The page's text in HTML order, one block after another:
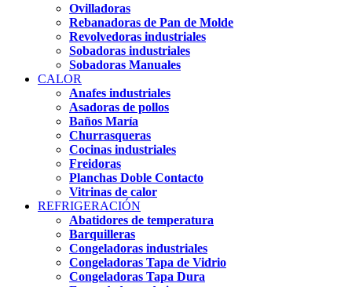
Ovilladoras
Rebanadoras de Pan de Molde
Revolvedoras industriales
Sobadoras industriales
Sobadoras Manuales
CALOR
Anafes industriales
Asadoras de pollos
Baños María
Churrasqueras
Cocinas industriales
Freidoras
Planchas Doble Contacto
Vitrinas de calor
REFRIGERACIÓN
Abatidores de temperatura
Barquilleras
Congeladoras industriales
Congeladoras Tapa de Vidrio
Congeladoras Tapa Dura